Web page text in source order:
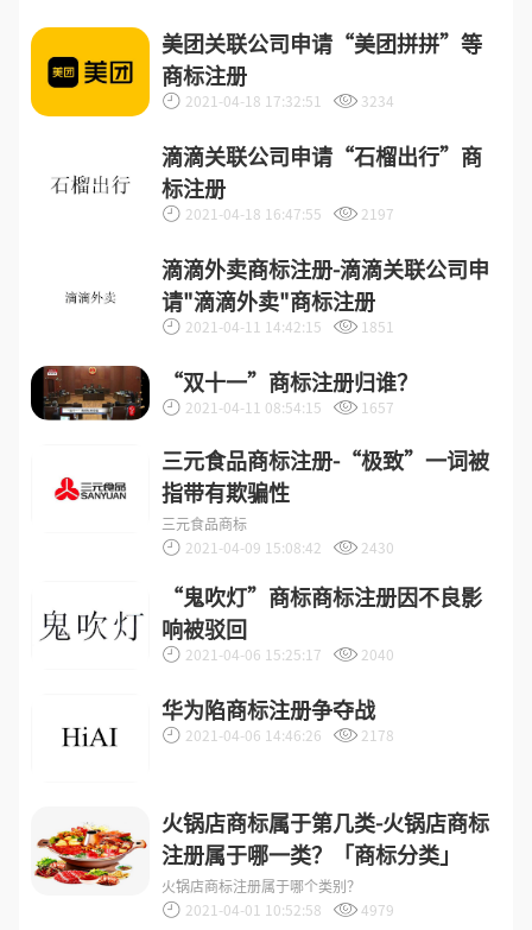
美团关联公司申请“美团拼拼”等
商标注册
2021-04-18 17:32:51 3234
滴滴关联公司申请“石榴出行”商
标注册
2021-04-18 16:47:55 2197
滴滴外卖商标注册-滴滴关联公司申
请"滴滴外卖"商标注册
2021-04-11 14:42:15 1851
“双十一”商标注册归谁？
2021-04-11 08:54:15 1657
三元食品商标注册-“极致”一词被
指带有欺骗性
三元食品商标
2021-04-09 15:08:42
2430
“鬼吹灯”商标商标注册因不良影
响被驳回
2021-04-06 15:25:17 2040
华为陷商标注册争夺战
2021-04-06 14:46:26 2178
火锅店商标属于第几类-火锅店商标
注册属于哪一类？「商标分类」
火锅店商标注册属于哪个类别？
2021-04-01 10:52:58
4979